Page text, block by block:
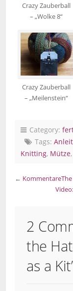
Crazy Zauberball
– „Wolke 8“
Crazy Zauberball
– „Meilenstein“
Category:
Tags:
Knitting, Mütze,
← Kommentare
2
the
as a Kit